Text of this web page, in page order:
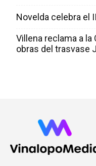
Novelda celebra el
Villena reclama a
obras del trasvase